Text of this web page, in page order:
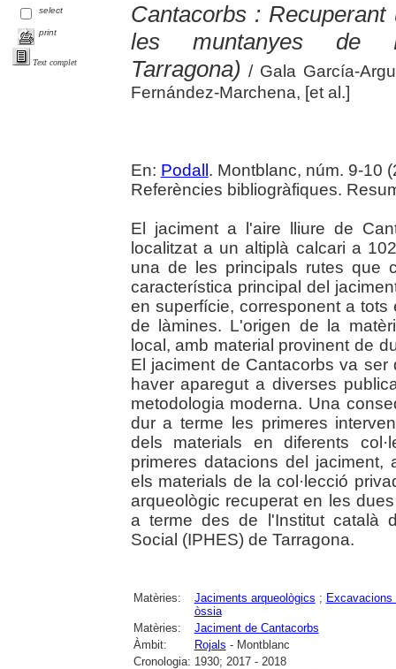
select
print
Text complet
Cantacorbs :
les muntanyes de
Tarragona) / Gala García-
Fernández-Marchena, [et al.]
En: Podall . Montblanc, núm. 9-10
Referències bibliogràfiques.
El jaciment a l'aire lliure de
localitzat a un altiplà calcari a
una de les principals rutes que
característica principal del
en superfície, corresponent a
de làmines. L'origen de la
local, amb material provinent de
El jaciment de Cantacorbs va
haver aparegut a diverses
metodologia moderna. Una
dur a terme les primeres
dels materials en diferents
primeres datacions del
els materials de la col·lecció
arqueològic recuperat en les
a terme des de l'Institut català
Social (IPHES) de Tarragona.
Matèries: Jaciments arqueològics ; Excavacions
òssia
Matèries:
Jaciment de Cantacorbs
Àmbit:
Rojals - Montblanc
Cronologia: 1930; 2017 - 2018